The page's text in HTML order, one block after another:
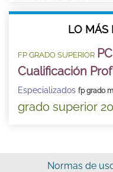
LO MÁS
FP GRADO SUPERIOR
Cualificación
Especializados fp grado
grado superior
Normas de